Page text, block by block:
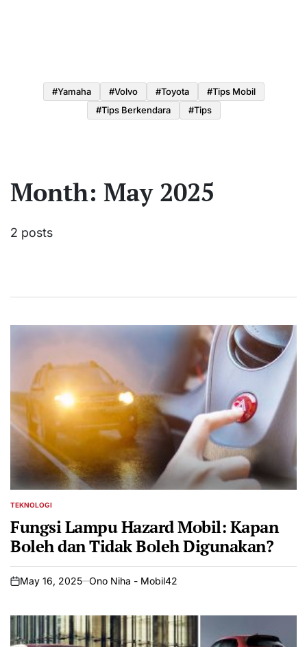
#yamaha #volvo #toyota
#tips Mobil
#tips Berkendara
#tips
Month: May 2025
2 posts
POSTED
TEKNOLOGI
Fungsi Lampu Hazard Mobil: Kapan
Boleh dan Tidak Boleh Digunakan?
on
May 16, 2025 Ono Niha - Mobil42